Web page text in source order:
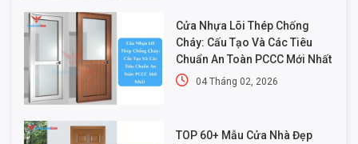
Cửa Nhựa Lõi Thép Chống
Cháy: Cấu Tạo Và Các Tiêu
Chuẩn An Toàn PCCC Mới Nhất
04 Tháng 02, 2026
TOP 60+ Mẫu Cửa Nhà Đẹp